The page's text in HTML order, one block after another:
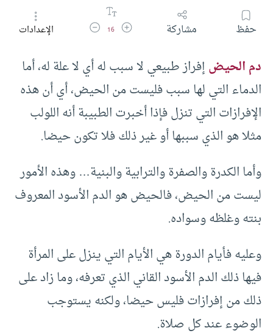
حفظ مشاركة زيادة حجم الخط
16 تقليل حجم الخطالإعدادات
دم الحيضإفراز طبيعي لا سبب له أي لا علة له، أما
الدماء التي لها سبب فليست من الحيض، أي أن هذه
الإفرازات التي تنزل فإذا أخبرت الطبيبة أنه اللولب
مثلا هو الذي سببها أو غير ذلك فلا تكون حيضا.
وأما الكدرة والصفرة والترابية والبنية… وهذه الأمور
ليست من الحيض، فالحيض هو الدم الأسود المعروف
بنته وغلظه وسواده.
وعليه فأيام الدورة هي الأيام التي ينزل على المرأة
فيها ذلك الدم الأسود القاني الذي تعرفه، وما زاد على
ذلك من إفرازات فليس حيضا، ولكنه يستوجب
الوضوء عند كل صلاة.